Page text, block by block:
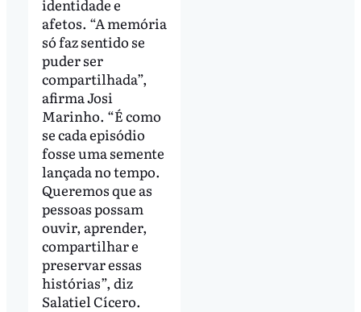
identidade e
afetos. “A memória
só faz sentido se
puder ser
compartilhada”,
afirma Josi
Marinho. “É como
se cada episódio
fosse uma semente
lançada no tempo.
Queremos que as
pessoas possam
ouvir, aprender,
compartilhar e
preservar essas
histórias”, diz
Salatiel Cícero.